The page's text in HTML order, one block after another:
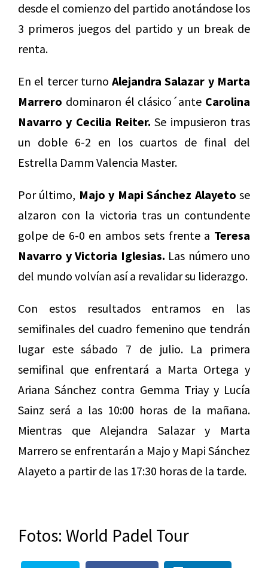
desde el comienzo del partido anotándose los
3 primeros juegos del partido y un break de
renta.
En el tercer turno Alejandra Salazar y Marta
Marrero dominaron él clásico´ante Carolina
Navarro y Cecilia Reiter.Se impusieron tras
un doble 6-2 en los cuartos de final del
Estrella Damm Valencia Master.
Por último, Majo y Mapi Sánchez Alayetose
alzaron con la victoria tras un contundente
golpe de 6-0 en ambos sets frente a Teresa
Navarro y Victoria Iglesias. Las número uno
del mundo volvían así a revalidar su liderazgo.
Con estos resultados entramos en las
semifinales del cuadro femenino que tendrán
lugar este sábado 7 de julio. La primera
semifinal que enfrentará a Marta Ortega y
Ariana Sánchez contra Gemma Triay y Lucía
Sainz será a las 10:00 horas de la mañana.
Mientras que Alejandra Salazar y Marta
Marrero se enfrentarán a Majo y Mapi Sánchez
Alayeto a partir de las 17:30 horas de la tarde.
Fotos: World Padel Tour